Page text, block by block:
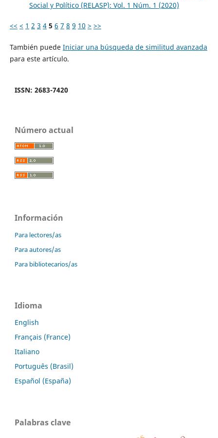
Social y Político (RELASP): Vol. 1 Núm. 1 (2020)
<< < 1 2 3 4 5 6 7 8 9 10 > >>
También puede Iniciar una búsqueda de similitud avanzada
para este artículo.
ISSN: 2683-7420
Número actual
Información
Para lectores/as
Para autores/as
Para bibliotecarios/as
Idioma
English
Français (France)
Italiano
Português (Brasil)
Español (España)
Palabras clave